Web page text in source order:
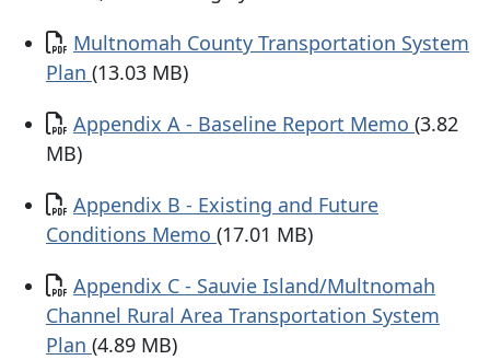
Documento
Multnomah County Transportation System
Plan (13.03 MB)
Documento
Appendix A - Baseline Report Memo (3.82
MB)
Documento
Appendix B - Existing and Future
Conditions Memo (17.01 MB)
Documento
Appendix C - Sauvie Island/Multnomah
Channel Rural Area Transportation System
Plan (4.89 MB)